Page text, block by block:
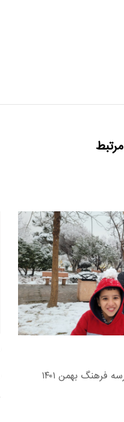
فرهنگ بهمن ۱۴۰۱